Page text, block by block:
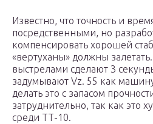
Известно, что точность и
посредственными, но
компенсировать хорошей
«вертуханы» должны
выстрелами сделают 3
задумывают Vz. 55 как
делать это с запасом
затруднительно, так как это
среди ТТ-10.